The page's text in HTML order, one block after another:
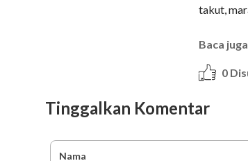
takut,
Baca
0
Tinggalkan Komentar
Nama